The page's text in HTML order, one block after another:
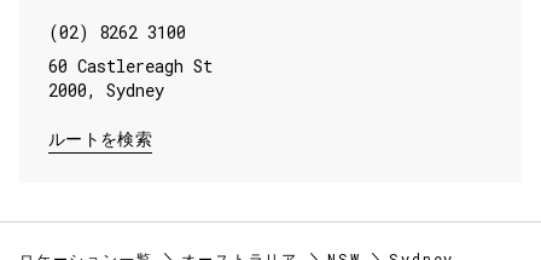
(02) 8262 3100
60 Castlereagh St
2000, Sydney
ルートを検索
LINK OPENS IN NEW TAB